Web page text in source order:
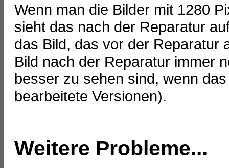
Wenn man die Bilder mit 1280
sieht das nach der Reparatur
das Bild, das vor der Reparatur
Bild nach der Reparatur immer
besser zu sehen sind, wenn
bearbeitete Versionen).
Weitere Probleme...